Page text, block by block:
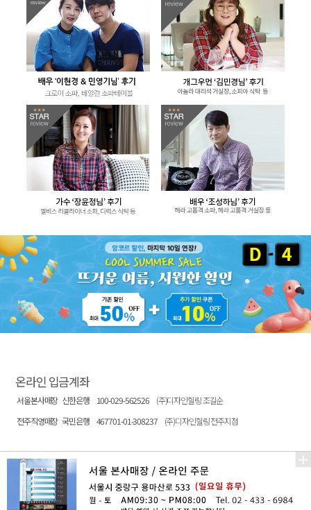
온라인 입금계좌
서울본사매장 신한은행 100-029-562526
(주)디자인힐링 조길순
전주직영매장 국민은행 467701-01-308237 (주)디자인힐링 전주지점